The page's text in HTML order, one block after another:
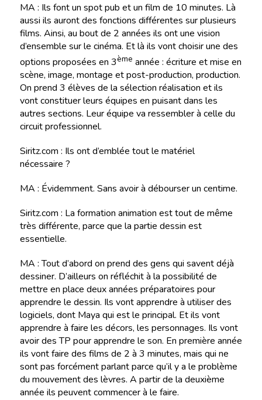
MA : Ils font un spot pub et un film de 10 minutes. Là
aussi ils auront des fonctions différentes sur plusieurs
films. Ainsi, au bout de 2 années ils ont une vision
d’ensemble sur le cinéma. Et là ils vont choisir une des
options proposées en 3ème année : écriture et mise en
scène, image, montage et post-production, production.
On prend 3 élèves de la sélection réalisation et ils
vont constituer leurs équipes en puisant dans les
autres sections. Leur équipe va ressembler à celle du
circuit professionnel.
Siritz.com : Ils ont d’emblée tout le matériel
nécessaire ?
MA : Évidemment. Sans avoir à débourser un centime.
Siritz.com : La formation animation est tout de même
très différente, parce que la partie dessin est
essentielle.
MA : Tout d’abord on prend des gens qui savent déjà
dessiner. D’ailleurs on réfléchit à la possibilité de
mettre en place deux années préparatoires pour
apprendre le dessin. Ils vont apprendre à utiliser des
logiciels, dont Maya qui est le principal. Et ils vont
apprendre à faire les décors, les personnages. Ils vont
avoir des TP pour apprendre le son. En première année
ils vont faire des films de 2 à 3 minutes, mais qui ne
sont pas forcément parlant parce qu’il y a le problème
du mouvement des lèvres. A partir de la deuxième
année ils peuvent commencer à le faire.